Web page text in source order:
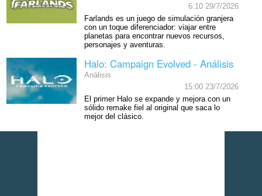
6:10 29/7/2026
Farlands es un juego de simulación granjera
con un toque diferenciador: viajar entre
planetas para encontrar nuevos recursos,
personajes y aventuras.
Halo: Campaign Evolved - Análisis
Análisis
15:00 23/7/2026
El primer Halo se expande y mejora con un
sólido remake fiel al original que saca lo
mejor del clásico.